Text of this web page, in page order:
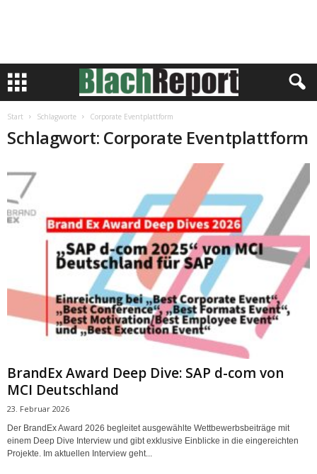
Start Schlagworte Corporate Eventplattform
Schlagwort: Corporate Eventplattform
BrandEx Award Deep Dive: SAP d-com von
MCI Deutschland
23. Februar 2026
Der BrandEx Award 2026 begleitet ausgewählte Wettbewerbsbeiträge mit
einem Deep Dive Interview und gibt exklusive Einblicke in die eingereichten
Projekte. Im aktuellen Interview geht...